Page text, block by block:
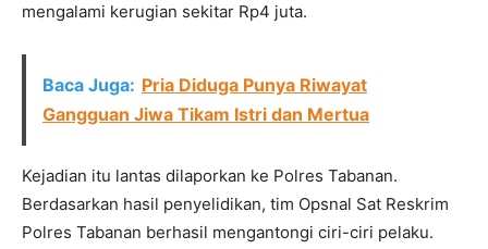
mengalami kerugian sekitar Rp4 juta.
Baca Juga: Pria Diduga Punya Riwayat
Gangguan Jiwa Tikam Istri dan Mertua
Kejadian itu lantas dilaporkan ke Polres Tabanan.
Berdasarkan hasil penyelidikan, tim Opsnal Sat Reskrim
Polres Tabanan berhasil mengantongi ciri-ciri pelaku.